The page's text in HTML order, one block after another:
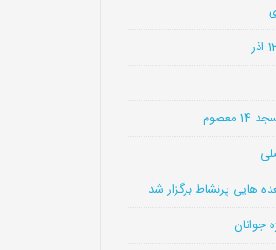
هایی پرنشاط برگزار شد
جوانان